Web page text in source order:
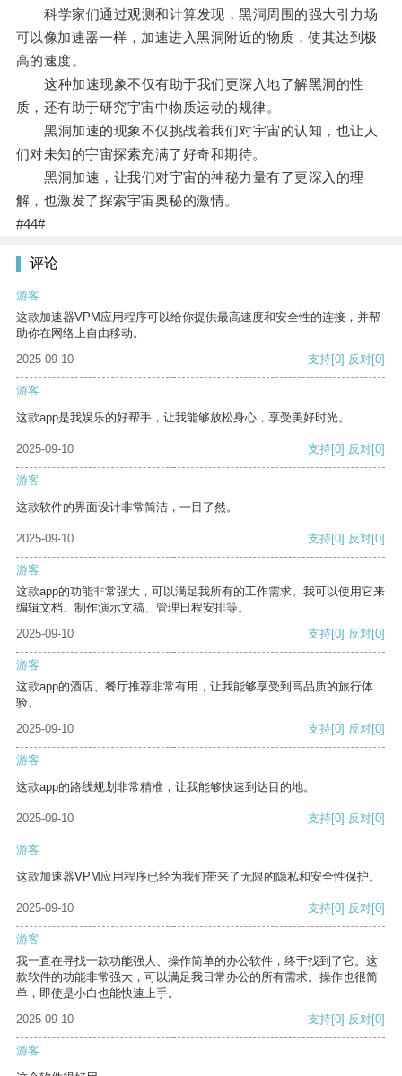
科学家们通过观测和计算发现，黑洞周围的强大引力场
可以像加速器一样，加速进入黑洞附近的物质，使其达到极
高的速度。
这种加速现象不仅有助于我们更深入地了解黑洞的性
质，还有助于研究宇宙中物质运动的规律。
黑洞加速的现象不仅挑战着我们对宇宙的认知，也让人
们对未知的宇宙探索充满了好奇和期待。
黑洞加速，让我们对宇宙的神秘力量有了更深入的理
解，也激发了探索宇宙奥秘的激情。
#44#
评论
游客
这款加速器VPM应用程序可以给你提供最高速度和安全性的连接，并帮
助你在网络上自由移动。
2025-09-10
支持[0] 反对[0]
游客
这款app是我娱乐的好帮手，让我能够放松身心，享受美好时光。
2025-09-10 支持[0] 反对[0]
游客
这款软件的界面设计非常简洁，一目了然。
2025-09-10 支持[0] 反对[0]
游客
这款app的功能非常强大，可以满足我所有的工作需求。我可以使用它来
编辑文档、制作演示文稿、管理日程安排等。
2025-09-10
支持[0] 反对[0]
游客
这款app的酒店、餐厅推荐非常有用，让我能够享受到高品质的旅行体
验。
2025-09-10
支持[0] 反对[0]
游客
这款app的路线规划非常精准，让我能够快速到达目的地。
2025-09-10 支持[0] 反对[0]
游客
这款加速器VPM应用程序已经为我们带来了无限的隐私和安全性保护。
2025-09-10 支持[0] 反对[0]
游客
我一直在寻找一款功能强大、操作简单的办公软件，终于找到了它。这
款软件的功能非常强大，可以满足我日常办公的所有需求。操作也很简
单，即使是小白也能快速上手。
2025-09-10
支持[0] 反对[0]
游客